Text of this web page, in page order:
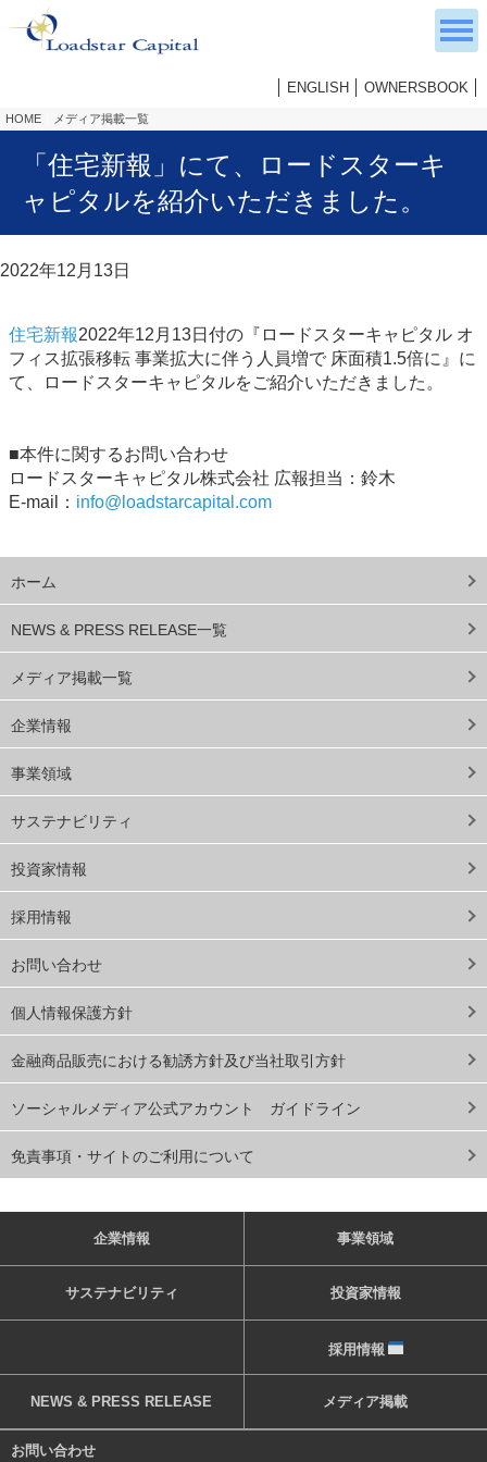
ENGLISH OWNERSBOOK
HOME メディア掲載一覧
ホーム
NEWS & PRESS RELEASE一覧
メディア掲載一覧
企業情報
事業領域
サステナビリティ
投資家情報
採用情報
お問い合わせ
個人情報保護方針
金融商品販売における勧誘方針及び当社取引方針
ソーシャルメディア公式アカウント ガイドライン
免責事項・サイトのご利用について
「住宅新報」にて、ロードスターキ
ャピタルを紹介いただきました。
2022年12月13日
住宅新報2022年12月13日付の『ロードスターキャピタル オ
フィス拡張移転 事業拡大に伴う人員増で 床面積1.5倍に』に
て、ロードスターキャピタルをご紹介いただきました。
■本件に関するお問い合わせ
ロードスターキャピタル株式会社 広報担当：鈴木
E-mail： info@loadstarcapital.com
企業情報 事業領域
サステナビリティ 投資家情報
採用情報
NEWS & PRESS RELEASE メディア掲載
お問い合わせ